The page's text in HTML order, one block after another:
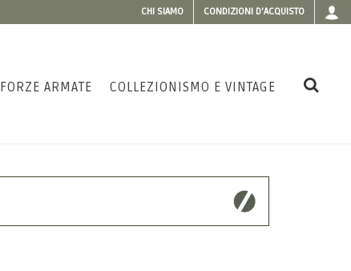
CHI SIAMO CONDIZIONI D'ACQUISTO
FORZE ARMATE COLLEZIONISMO E VINTAGE